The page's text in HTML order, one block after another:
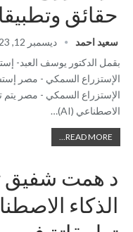
حقائق
سعيد احمد
ديسمبر 12, 2023
بقمل الدكتور يوسف العبد-
الإستزراع السمكي - مصر
الإستزراع السمكي - مصر يتم
الاصطناعي (AI)…
READ MORE...
د همت شفيق
الذكاء